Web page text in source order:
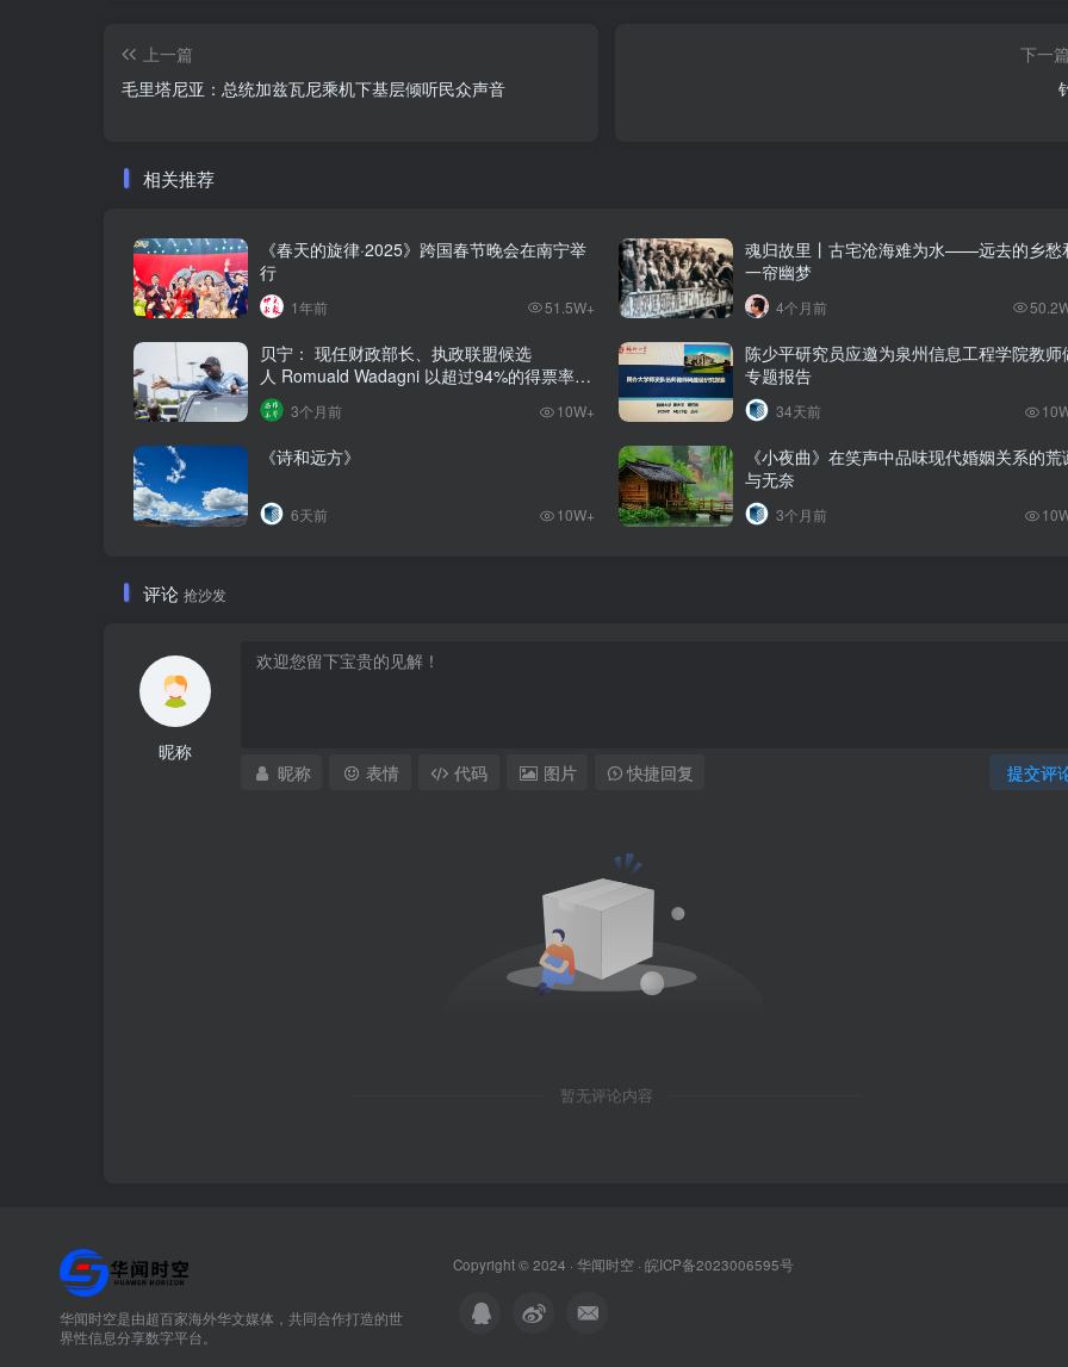
上一篇
毛里塔尼亚：总统加兹瓦尼乘机下基层倾听民众声音
下一篇
相关推荐
《春天的旋律·2025》跨国春节晚会在南宁举
行
1年前 51.5W+
魂归故里丨古宅沧海难为水——远去的乡愁
一帘幽梦
4个月前
贝宁： 现任财政部长、执政联盟候选
人‌ Romuald Wadagni 以超过94%的得票率当
选新任总统‌
3个月前 10W+
陈少平研究员应邀为泉州信息工程学院教师
专题报告
34天前
《诗和远方》
6天前 10W+
《小夜曲》在笑声中品味现代婚姻关系的荒
与无奈
3个月前
评论 抢沙发
昵称
提交评
昵称 表情 代码 图片 快捷回复
暂无评论内容
华闻时空是由超百家海外华文媒体，共同合作打造的世
界性信息分享数字平台。
Copyright © 2024 · 华闻时空 · 皖ICP备2023006595号